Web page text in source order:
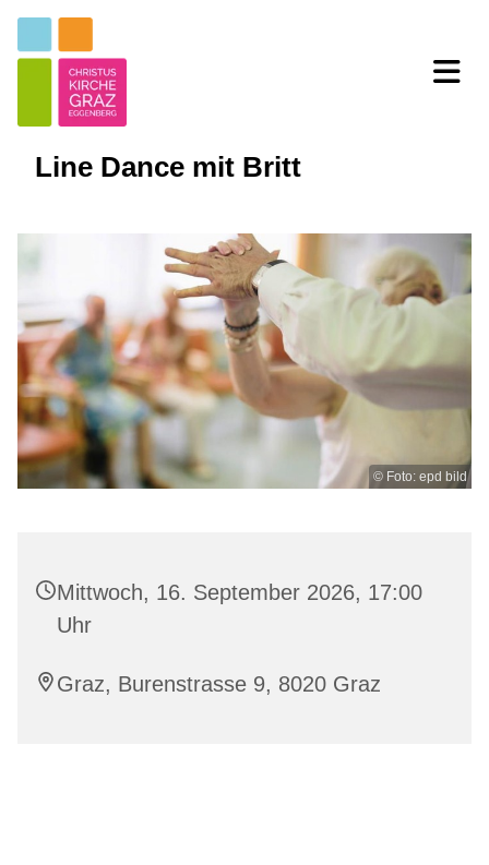
Line Dance mit Britt
© Foto: epd bild
Mittwoch, 16. September 2026, 17:00
Uhr
Graz, Burenstrasse 9, 8020 Graz